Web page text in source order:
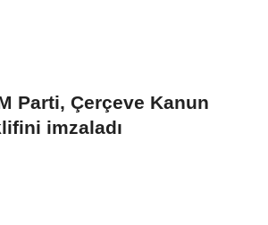
Parti, Çerçeve Kanun
imzaladı